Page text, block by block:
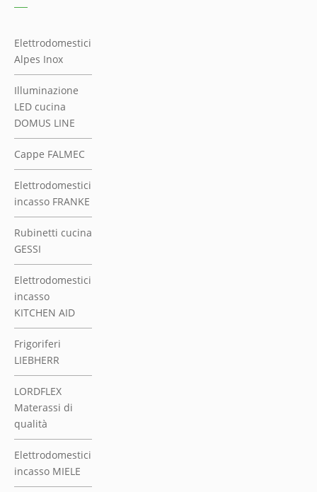
Elettrodomestici
Alpes Inox
Illuminazione
LED cucina
DOMUS LINE
Cappe FALMEC
Elettrodomestici
incasso FRANKE
Rubinetti cucina
GESSI
Elettrodomestici
incasso
KITCHEN AID
Frigoriferi
LIEBHERR
LORDFLEX
Materassi di
qualità
Elettrodomestici
incasso MIELE